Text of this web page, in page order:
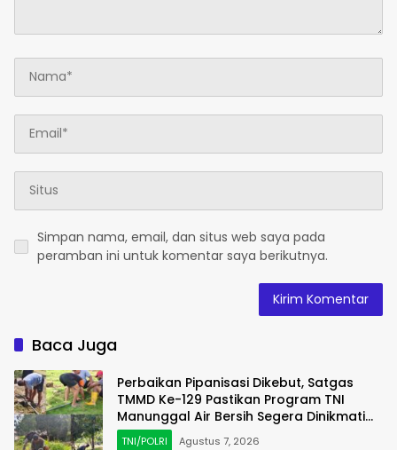
Simpan nama, email, dan situs web saya pada
peramban ini untuk komentar saya berikutnya.
Baca Juga
Perbaikan Pipanisasi Dikebut, Satgas
TMMD Ke-129 Pastikan Program TNI
Manunggal Air Bersih Segera Dinikmati
Warga Kampung Sesor
TNI/POLRI Agustus 7, 2026